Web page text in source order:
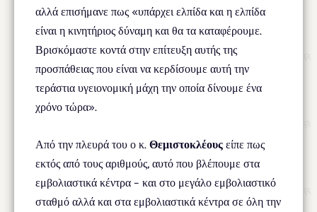
αλλά επισήμανε πως «υπάρχει ελπίδα και η ελπίδα
είναι η κινητήριος δύναμη και θα τα καταφέρουμε.
Βρισκόμαστε κοντά στην επίτευξη αυτής της
προσπάθειας που είναι να κερδίσουμε αυτή την
τεράστια υγειονομική μάχη την οποία δίνουμε ένα
χρόνο τώρα».
Από την πλευρά του ο κ. Θεμιστοκλέους είπε πως
εκτός από τους αριθμούς, αυτό που βλέπουμε στα
εμβολιαστικά κέντρα – και στο μεγάλο εμβολιαστικό
σταθμό αλλά και στα εμβολιαστικά κέντρα σε όλη την